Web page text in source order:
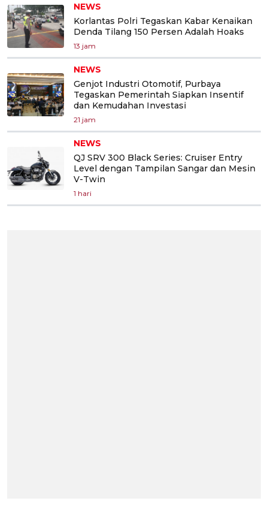
NEWS
Korlantas Polri Tegaskan Kabar Kenaikan
Denda Tilang 150 Persen Adalah Hoaks
13 jam
NEWS
Genjot Industri Otomotif, Purbaya
Tegaskan Pemerintah Siapkan Insentif
dan Kemudahan Investasi
21 jam
NEWS
QJ SRV 300 Black Series: Cruiser Entry
Level dengan Tampilan Sangar dan Mesin
V-Twin
1 hari